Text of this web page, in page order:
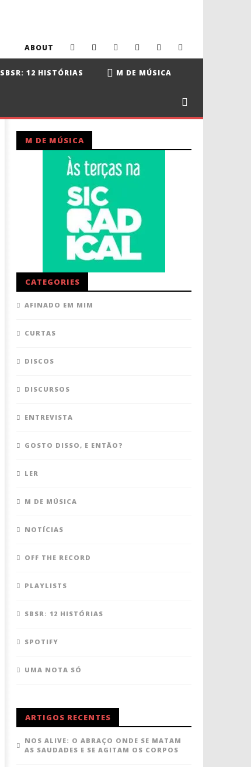
ABOUT
SBSR: 12 HISTÓRIAS M DE MÚSICA
M DE MÚSICA
CATEGORIES
AFINADO EM MIM
CURTAS
DISCOS
DISCURSOS
ENTREVISTA
GOSTO DISSO, E ENTÃO?
LER
M DE MÚSICA
NOTÍCIAS
OFF THE RECORD
PLAYLISTS
SBSR: 12 HISTÓRIAS
SPOTIFY
UMA NOTA SÓ
ARTIGOS RECENTES
NOS ALIVE: O ABRAÇO ONDE SE MATAM
AS SAUDADES E SE AGITAM OS CORPOS